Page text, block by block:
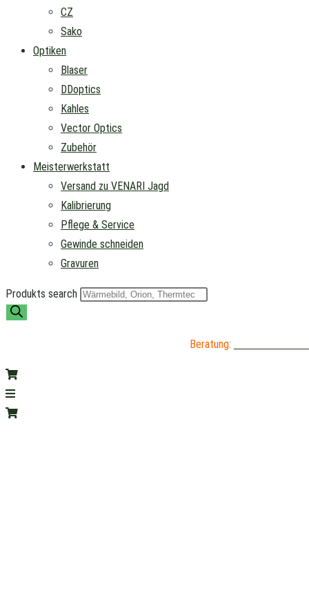
CZ
Sako
Optiken
Blaser
DDoptics
Kahles
Vector Optics
Zubehör
Meisterwerkstatt
Versand zu VENARI Jagd
Kalibrierung
Pflege & Service
Gewinde schneiden
Gravuren
Produkts search
Beratung: